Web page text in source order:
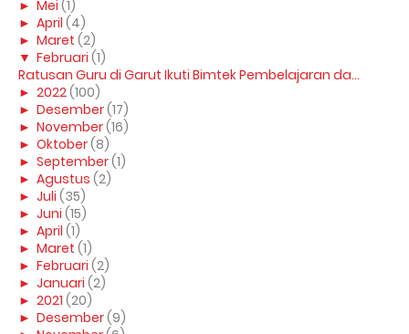
► Mei (1)
► April (4)
► Maret (2)
▼ Februari (1)
Ratusan Guru di Garut Ikuti Bimtek Pembelajaran da...
► 2022(100)
► Desember(17)
► November(16)
► Oktober(8)
► September(1)
► Agustus (2)
► Juli (35)
► Juni (15)
► April (1)
► Maret (1)
► Februari (2)
► Januari (2)
► 2021 (20)
► Desember(9)